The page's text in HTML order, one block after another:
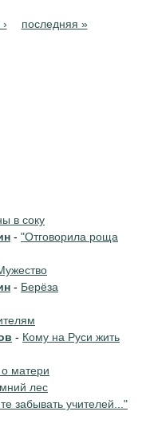
последняя »
в соку
- "Отговорила роща
- Берёза
- Кому на Руси жить
матери
лес
забывать учителей..."